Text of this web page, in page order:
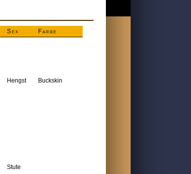
Sex Farbe
Hengst Buckskin
Stute